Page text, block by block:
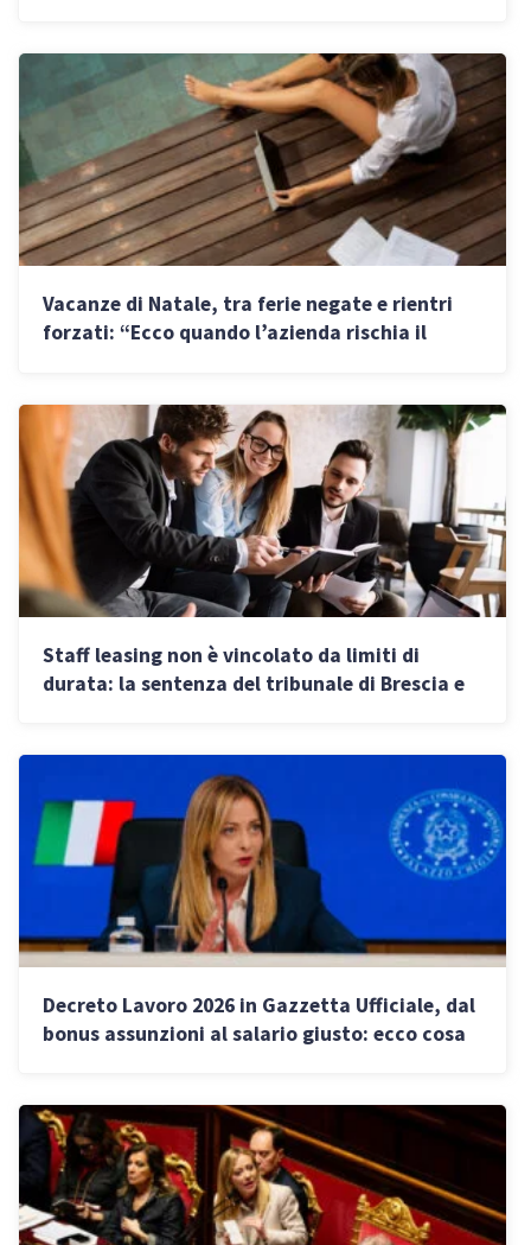
Vacanze di Natale, tra ferie negate e rientri
forzati: “Ecco quando l’azienda rischia il
Staff leasing non è vincolato da limiti di
durata: la sentenza del tribunale di Brescia e
Decreto Lavoro 2026 in Gazzetta Ufficiale, dal
bonus assunzioni al salario giusto: ecco cosa